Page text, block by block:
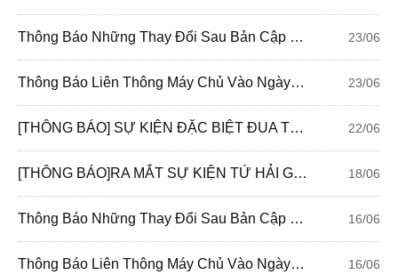
Thông Báo Những Thay Đổi Sau Bản Cập Nhật Ngày 24/06/2020 23/06
Thông Báo Liên Thông Máy Chủ Vào Ngày 24/06/2020 23/06
[THÔNG BÁO] SỰ KIỆN ĐẶC BIỆT ĐUA TOP S600 - BẠCH NGƯ 22/06
[THÔNG BÁO]RA MẮT SỰ KIỆN TỨ HẢI GIAI HUYNH ĐỆ TRÊN BANGHOI.PLAYFUN.VN 18/06
Thông Báo Những Thay Đổi Sau Bản Cập Nhật Ngày 17/06/2020 16/06
Thông Báo Liên Thông Máy Chủ Vào Ngày 17/06/2020 16/06